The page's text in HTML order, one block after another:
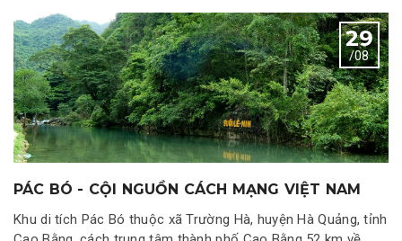
29
/08
PÁC BÓ - CỘI NGUỒN CÁCH MẠNG VIỆT NAM
Khu di tích Pác Bó thuộc xã Trường Hà, huyện Hà Quảng, tỉnh